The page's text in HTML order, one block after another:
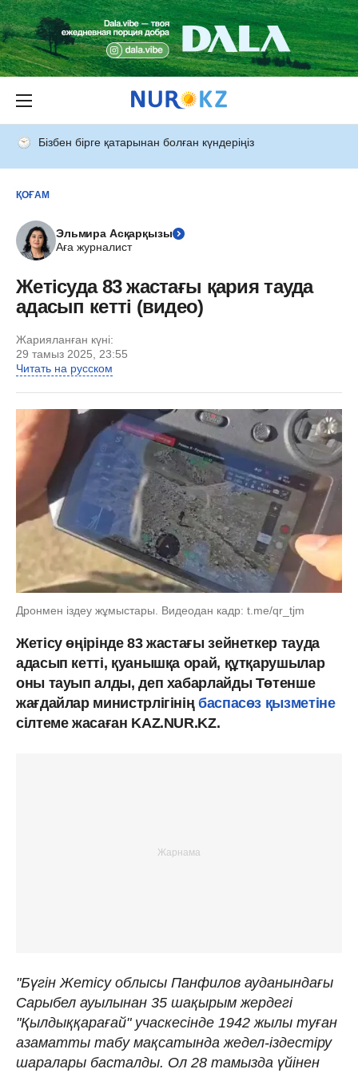
Бізбен бірге қатарынан болған күндеріңіз
ҚОҒАМ
Эльмира Асқарқызы
Аға журналист
Жетісуда 83 жастағы қария тауда
адасып кетті (видео)
Жарияланған күні:
29 тамыз 2025, 23:55
Читать на русском
Дронмен іздеу жұмыстары. Видеодан кадр: t.me/qr_tjm
Жетісу өңірінде 83 жастағы зейнеткер тауда
адасып кетті, қуанышқа орай, құтқарушылар
оны тауып алды, деп хабарлайды Төтенше
жағдайлар министрлігінің баспасөз қызметіне
сілтеме жасаған KAZ.NUR.KZ.
"Бүгін Жетісу облысы Панфилов ауданындағы
Сарыбел ауылынан 35 шақырым жердегі
"Қылдыққарағай" учаскесінде 1942 жылы туған
азаматты табу мақсатында жедел-іздестіру
шаралары басталды. Ол 28 тамызда үйінен